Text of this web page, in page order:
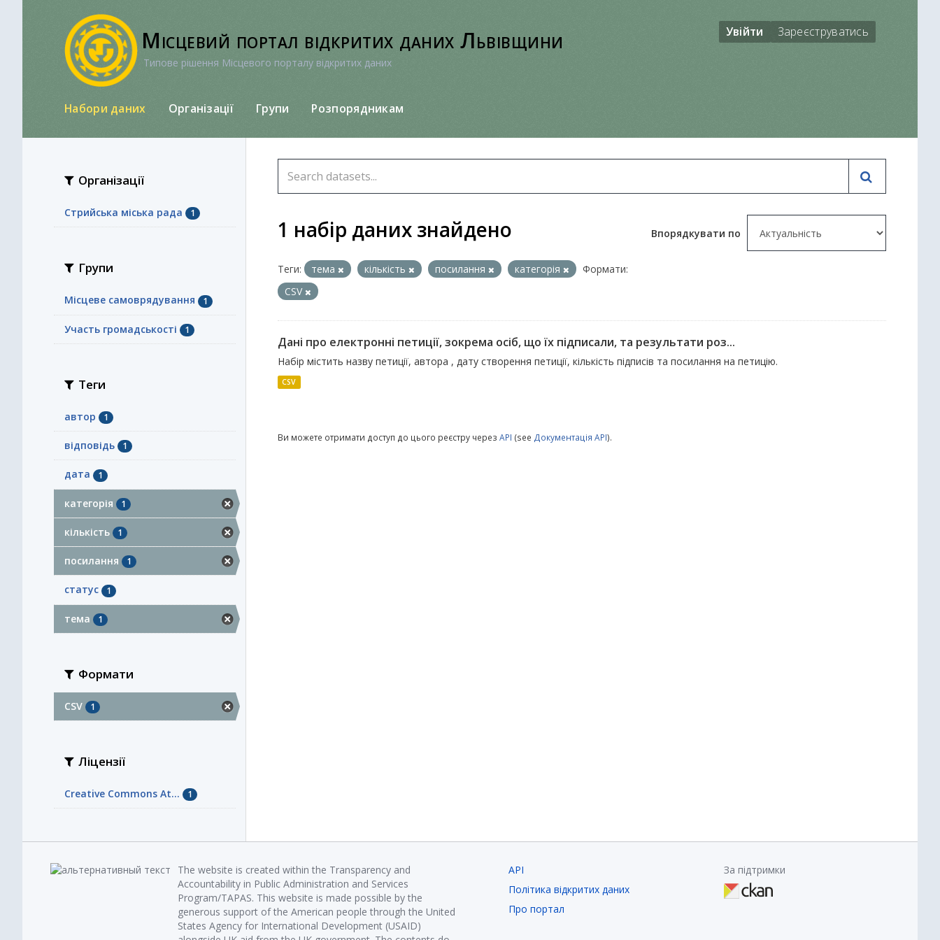
Місцевий портал відкритих даних Львівщини
Типове рішення Місцевого порталу відкритих даних
Увійти Зареєструватись
Набори даних Організації Групи Розпорядникам
Організації
Стрийська міська рада 1
Групи
Місцеве самоврядування 1
Участь громадськості 1
Теги
автор 1
відповідь 1
дата 1
категорія 1
кількість 1
посилання 1
статус 1
тема 1
Формати
CSV 1
Ліцензії
Creative Commons At... 1
Впорядкувати по
1 набір даних знайдено
Теги: тема кількість посилання категорія
Формати:
CSV
Дані про електронні петиції, зокрема осіб, що їх підписали, та результати роз...
Набір містить назву петиції, автора , дату створення петиції, кількість підписів та посилання на петицію.
CSV
Ви можете отримати доступ до цього реєстру через API (see Документація API).
The website is created within the Transparency and
Accountability in Public Administration and Services
Program/TAPAS. This website is made possible by the
generous support of the American people through the United
States Agency for International Development (USAID)
API
Політика відкритих даних
Про портал
За підтримки